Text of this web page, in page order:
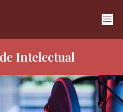
Intelectual